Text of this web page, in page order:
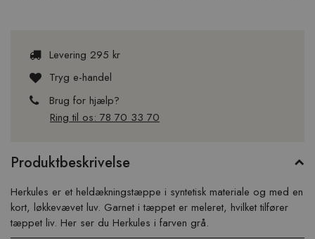
Levering 295 kr
Tryg e-handel
Brug for hjælp?
Ring til os: 78 70 33 70
Produktbeskrivelse
Herkules er et heldækningstæppe i syntetisk materiale og med en
kort, løkkevævet luv. Garnet i tæppet er meleret, hvilket tilfører
tæppet liv. Her ser du Herkules i farven grå.